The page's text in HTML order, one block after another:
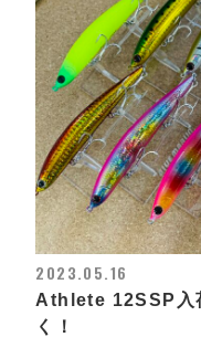
2023.05.16
Athlete 12SSP入
く！